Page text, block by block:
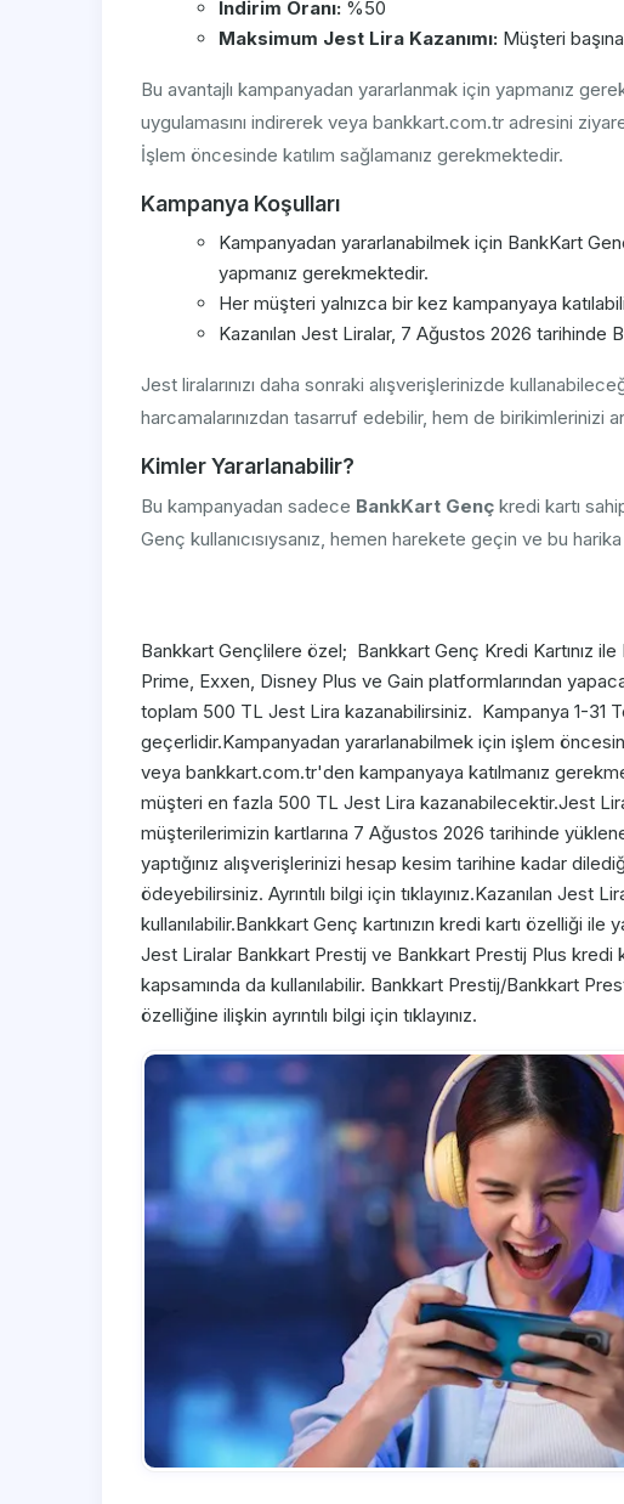
İndirim Oranı: %50
Maksimum Jest Lira Kazanımı: Müşteri
Bu avantajlı kampanyadan yararlanmak için yapmanız
uygulamasını indirerek veya bankkart.com.tr adresini
İşlem öncesinde katılım sağlamanız gerekmektedir.
Kampanya Koşulları
Kampanyadan yararlanabilmek için BankKart
yapmanız gerekmektedir.
Her müşteri yalnızca bir kez kampanyaya
Kazanılan Jest Liralar, 7 Ağustos 2026 tarihinde
Jest liralarınızı daha sonraki alışverişlerinizde
harcamalarınızdan tasarruf edebilir, hem de birikimlerinizi
Kimler Yararlanabilir?
Bu kampanyadan sadece BankKart Genç kredi kartı
Genç kullanıcısıysanız, hemen harekete geçin ve bu harika
Bankkart Gençlilere özel; Bankkart Genç Kredi Kartınız
Prime, Exxen, Disney Plus ve Gain platformlarından
toplam 500 TL Jest Lira kazanabilirsiniz. Kampanya 1-31
geçerlidir.Kampanyadan yararlanabilmek için işlem
veya bankkart.com.tr'den kampanyaya katılmanız
müşteri en fazla 500 TL Jest Lira kazanabilecektir.Jest
müşterilerimizin kartlarına 7 Ağustos 2026 tarihinde
yaptığınız alışverişlerinizi hesap kesim tarihine kadar
ödeyebilirsiniz. Ayrıntılı bilgi için tıklayınız.Kazanılan Jest
kullanılabilir.Bankkart Genç kartınızın kredi kartı özelliği ile
Jest Liralar Bankkart Prestij ve Bankkart Prestij Plus kredi
kapsamında da kullanılabilir. Bankkart Prestij/Bankkart
özelliğine ilişkin ayrıntılı bilgi için tıklayınız.